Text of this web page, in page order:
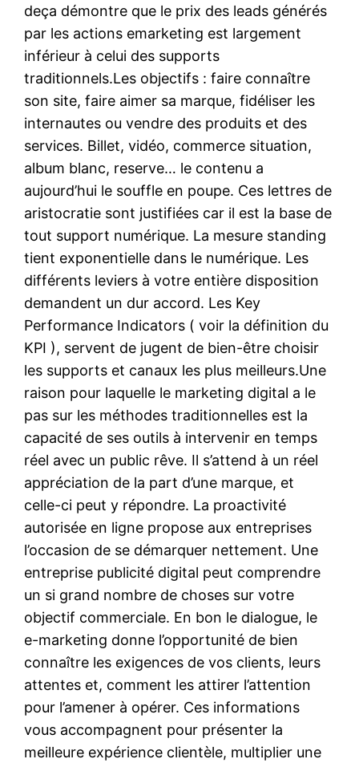
deça démontre que le prix des leads générés
par les actions emarketing est largement
inférieur à celui des supports
traditionnels.Les objectifs : faire connaître
son site, faire aimer sa marque, fidéliser les
internautes ou vendre des produits et des
services. Billet, vidéo, commerce situation,
album blanc, reserve… le contenu a
aujourd’hui le souffle en poupe. Ces lettres de
aristocratie sont justifiées car il est la base de
tout support numérique. La mesure standing
tient exponentielle dans le numérique. Les
différents leviers à votre entière disposition
demandent un dur accord. Les Key
Performance Indicators ( voir la définition du
KPI ), servent de jugent de bien-être choisir
les supports et canaux les plus meilleurs.Une
raison pour laquelle le marketing digital a le
pas sur les méthodes traditionnelles est la
capacité de ses outils à intervenir en temps
réel avec un public rêve. Il s’attend à un réel
appréciation de la part d’une marque, et
celle-ci peut y répondre. La proactivité
autorisée en ligne propose aux entreprises
l’occasion de se démarquer nettement. Une
entreprise publicité digital peut comprendre
un si grand nombre de choses sur votre
objectif commerciale. En bon le dialogue, le
e-marketing donne l’opportunité de bien
connaître les exigences de vos clients, leurs
attentes et, comment les attirer l’attention
pour l’amener à opérer. Ces informations
vous accompagnent pour présenter la
meilleure expérience clientèle, multiplier une